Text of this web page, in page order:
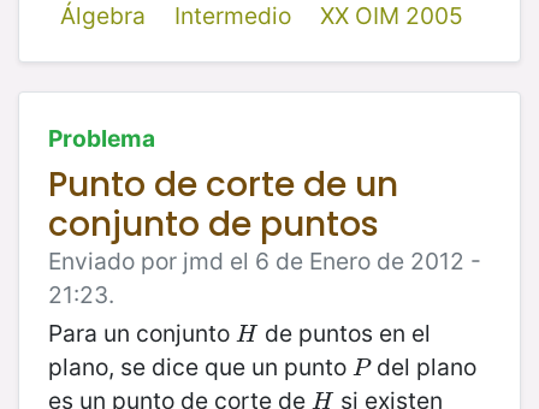
Álgebra
Intermedio XX OIM 2005
Problema
Punto de corte de un
conjunto de puntos
Enviado por jmd el 6 de Enero de 2012 -
21:23.
Para un conjunto H
Hde puntos en el
plano, se dice que un punto P
Pdel plano
es un punto de corte de H
Hsi existen